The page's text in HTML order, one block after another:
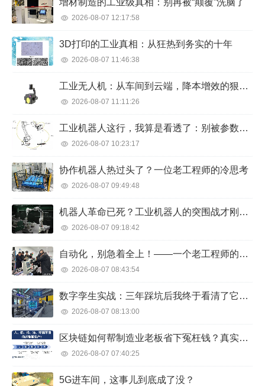
增材制造的工业级真相：别再被“颠覆”洗脑了
2026-08-07 12:17:58
3D打印的工业真相：从狂热到务实的十年
2026-08-07 11:46:38
工业无人机：从车间到云端，降本增效的狠角色
2026-08-07 11:11:26
工业机器人这行，我算是看透了：别被参数忽悠，实地跑过产线才敢说几句真话
2026-08-07 10:23:17
协作机器人热过头了？一位老工程师的冷思考
2026-08-07 09:49:48
机器人革命已死？工业机器人的突围战才刚开始
2026-08-07 09:18:42
自动化，别急着全上！——一个老工程师的掏心窝子话
2026-08-07 08:43:54
数字孪生实战：三年踩坑后我终于看清了它的“真面目”
2026-08-07 08:13:00
区块链如何帮制造业老板省下冤枉钱？真实案例扎心了
2026-08-07 07:40:25
5G进车间，这事儿到底成了没？